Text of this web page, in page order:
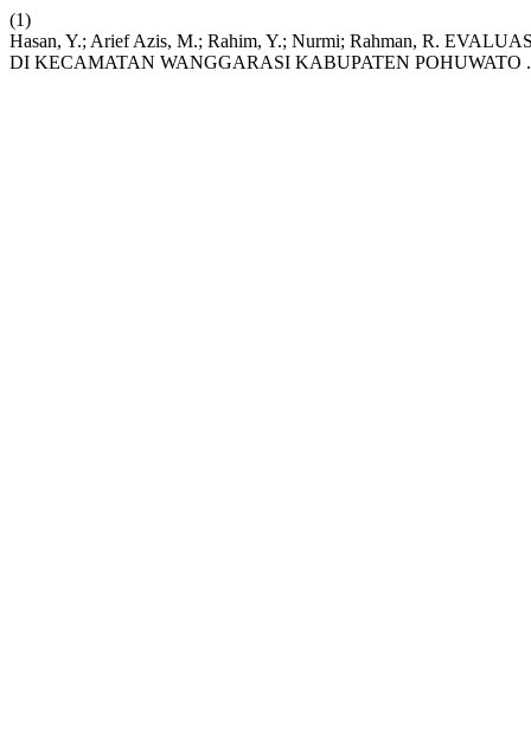
(1)
Hasan, Y.; Arief Azis, M.; Rahim, Y.; Nurmi; Rahman, R.
DI KECAMATAN WANGGARASI KABUPATEN POHUWATO